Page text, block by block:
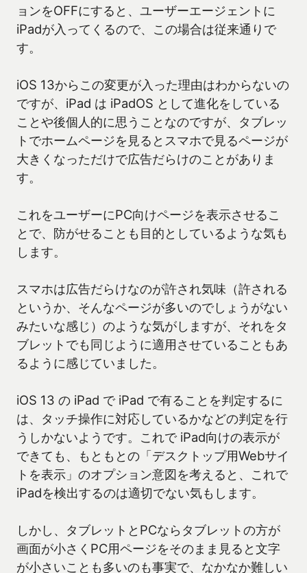
ョンをOFFにすると、ユーザーエージェントに
iPadが入ってくるので、この場合は従来通りで
す。
iOS 13からこの変更が入った理由はわからないの
ですが、iPad は iPadOS として進化をしている
ことや後個人的に思うことなのですが、タブレッ
トでホームページを見るとスマホで見るページが
大きくなっただけで広告だらけのことがありま
す。
これをユーザーにPC向けページを表示させるこ
とで、防がせることも目的としているような気も
します。
スマホは広告だらけなのが許され気味（許される
というか、そんなページが多いのでしょうがない
みたいな感じ）のような気がしますが、それをタ
ブレットでも同じように適用させていることもあ
るように感じていました。
iOS 13 の iPad で iPad で有ることを判定するに
は、タッチ操作に対応しているかなどの判定を行
うしかないようです。これで iPad向けの表示が
できても、もともとの「デスクトップ用Webサイ
トを表示」のオプション意図を考えると、これで
iPadを検出するのは適切でない気もします。
しかし、タブレットとPCならタブレットの方が
画面が小さくPC用ページをそのまま見ると文字
が小さいことも多いのも事実で、なかなか難しい